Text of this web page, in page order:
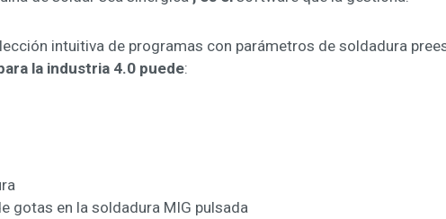
intuitiva de programas con parámetros de soldadura
la industria 4.0 puede:
gotas en la soldadura MIG pulsada